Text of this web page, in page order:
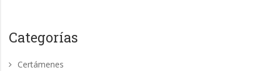
Categorías
Certámenes